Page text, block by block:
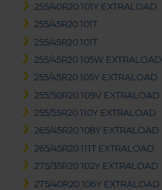
255/40R20 101Y EXTRALOAD
255/45R20 101T
255/45R20 101T
255/45R20 105W EXTRALOAD
255/45R20 105Y EXTRALOAD
255/50R20 109V EXTRALOAD
255/55R20 110Y EXTRALOAD
265/45R20 108Y EXTRALOAD
265/45R20 111T EXTRALOAD
275/35R20 102Y EXTRALOAD
275/40R20 106Y EXTRALOAD